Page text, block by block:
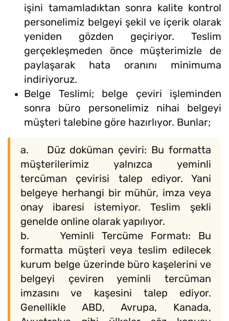
işini tamamladıktan sonra kalite kontrol
personelimiz belgeyi şekil ve içerik olarak
yeniden gözden geçiriyor. Teslim
gerçekleşmeden önce müşterimizle de
paylaşarak hata oranını minimuma
indiriyoruz.
Belge Teslimi; belge çeviri işleminden
sonra büro personelimiz nihai belgeyi
müşteri talebine göre hazırlıyor. Bunlar;
a. Düz doküman çeviri: Bu formatta
müşterilerimiz yalnızca yeminli
tercüman çevirisi talep ediyor. Yani
belgeye herhangi bir mühür, imza veya
onay ibaresi istemiyor. Teslim şekli
genelde online olarak yapılıyor.
b. Yeminli Tercüme Formatı: Bu
formatta müşteri veya teslim edilecek
kurum belge üzerinde büro kaşelerini ve
belgeyi çeviren yeminli tercüman
imzasını ve kaşesini talep ediyor.
Genellikle ABD, Avrupa, Kanada,